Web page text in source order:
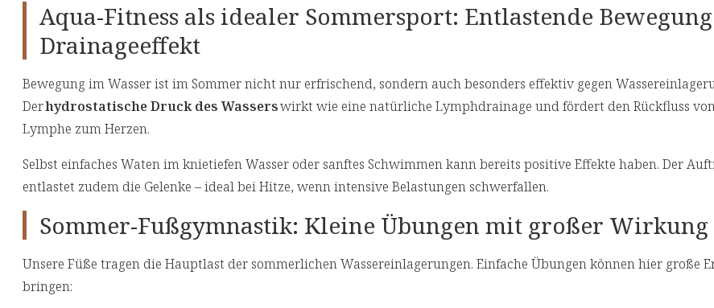
Aqua-Fitness als idealer Sommersport: Entlastende
Drainageeffekt
Bewegung im Wasser ist im Sommer nicht nur erfrischend, sondern auch besonders effektiv gegen
Derhydrostatische Druck des Wasserswirkt wie eine natürliche Lymphdrainage und fördert den Rückfluss
Lymphe zum Herzen.
Selbst einfaches Waten im knietiefen Wasser oder sanftes Schwimmen kann bereits positive Effekte haben. Der
entlastet zudem die Gelenke – ideal bei Hitze, wenn intensive Belastungen schwerfallen.
Sommer-Fußgymnastik: Kleine Übungen mit großer Wirkung
Unsere Füße tragen die Hauptlast der sommerlichen Wassereinlagerungen. Einfache Übungen können hier große
bringen: